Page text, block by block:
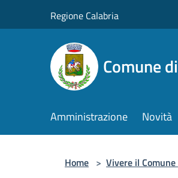
Regione Calabria
Comune
Amministrazione Novità
Home > Vivere il Comune